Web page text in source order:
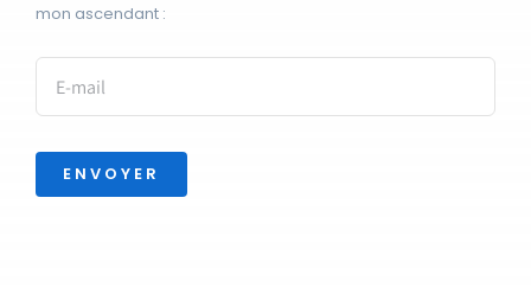
mon ascendant :
ENVOYER